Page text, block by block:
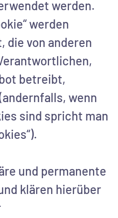
werden.
werden
die von anderen
betreibt,
wenn
sind spricht man
und permanente
klären hierüber